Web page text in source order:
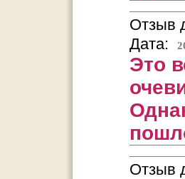
Отзыв
Дата:
Это
Отзыв